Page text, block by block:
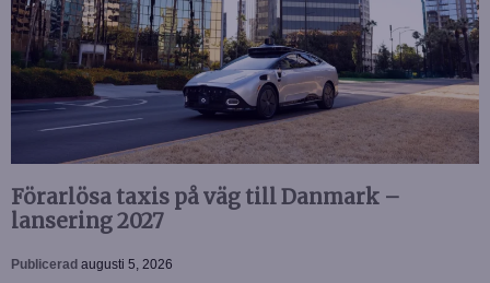
Förarlösa taxis på väg till Danmark –
lansering 2027
Publicerad augusti 5, 2026